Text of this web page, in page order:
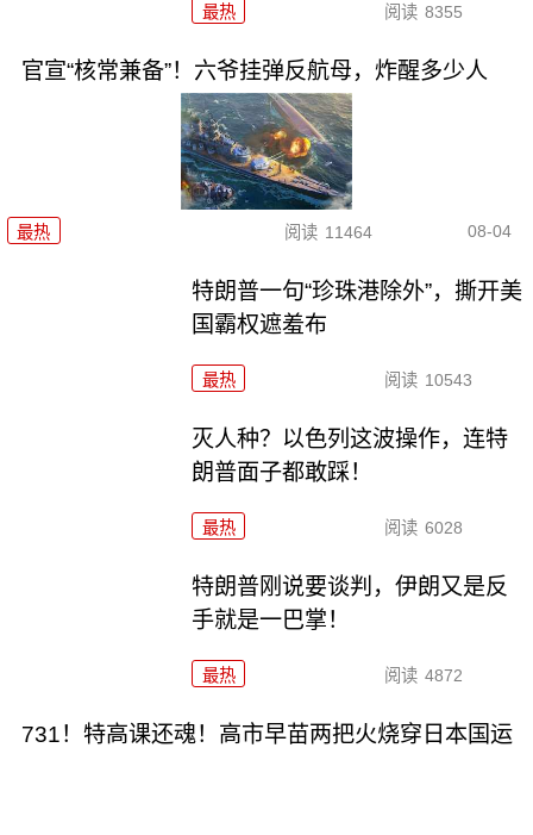
最热 阅读 8355
官宣“核常兼备”！六爷挂弹反航母，炸醒多少人
最热 阅读 11464 08-04
特朗普一句“珍珠港除外”，撕开美
国霸权遮羞布
最热 阅读 10543
灭人种？以色列这波操作，连特
朗普面子都敢踩！
最热 阅读 6028
特朗普刚说要谈判，伊朗又是反
手就是一巴掌！
最热 阅读 4872
731！特高课还魂！高市早苗两把火烧穿日本国运